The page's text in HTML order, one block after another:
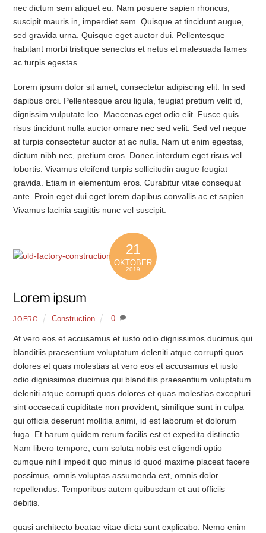
nec dictum sem aliquet eu. Nam posuere sapien rhoncus,
suscipit mauris in, imperdiet sem. Quisque at tincidunt augue,
sed gravida urna. Quisque eget auctor dui. Pellentesque
habitant morbi tristique senectus et netus et malesuada fames
ac turpis egestas.
Lorem ipsum dolor sit amet, consectetur adipiscing elit. In sed
dapibus orci. Pellentesque arcu ligula, feugiat pretium velit id,
dignissim vulputate leo. Maecenas eget odio elit. Fusce quis
risus tincidunt nulla auctor ornare nec sed velit. Sed vel neque
at turpis consectetur auctor at ac nulla. Nam ut enim egestas,
dictum nibh nec, pretium eros. Donec interdum eget risus vel
lobortis. Vivamus eleifend turpis sollicitudin augue feugiat
gravida. Etiam in elementum eros. Curabitur vitae consequat
ante. Proin eget dui eget lorem dapibus convallis ac et sapien.
Vivamus lacinia sagittis nunc vel suscipit.
21
OKTOBER
2019
Lorem ipsum
JOERG Construction 0
At vero eos et accusamus et iusto odio dignissimos ducimus qui
blanditiis praesentium voluptatum deleniti atque corrupti quos
dolores et quas molestias at vero eos et accusamus et iusto
odio dignissimos ducimus qui blanditiis praesentium voluptatum
deleniti atque corrupti quos dolores et quas molestias excepturi
sint occaecati cupiditate non provident, similique sunt in culpa
qui officia deserunt mollitia animi, id est laborum et dolorum
fuga. Et harum quidem rerum facilis est et expedita distinctio.
Nam libero tempore, cum soluta nobis est eligendi optio
cumque nihil impedit quo minus id quod maxime placeat facere
possimus, omnis voluptas assumenda est, omnis dolor
repellendus. Temporibus autem quibusdam et aut officiis
debitis.
quasi architecto beatae vitae dicta sunt explicabo. Nemo enim